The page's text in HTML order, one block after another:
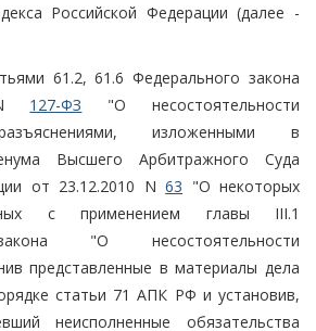
Российской Федерации (далее -
61.2, 61.6 Федерального закона
127-ФЗ "О несостоятельности
изложенными в
Высшего Арбитражного Суда
от 23.12.2010 N63 "О некоторых
с применением главы III.1
"О несостоятельности
представленные в материалы дела
статьи 71 АПК РФ и установив,
неисполненные обязательства